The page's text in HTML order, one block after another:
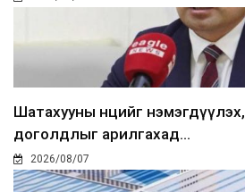
Шатахууны нөөцийг нэмэгдүүлэх,
доголдлыг арилгахад...
2026/08/07